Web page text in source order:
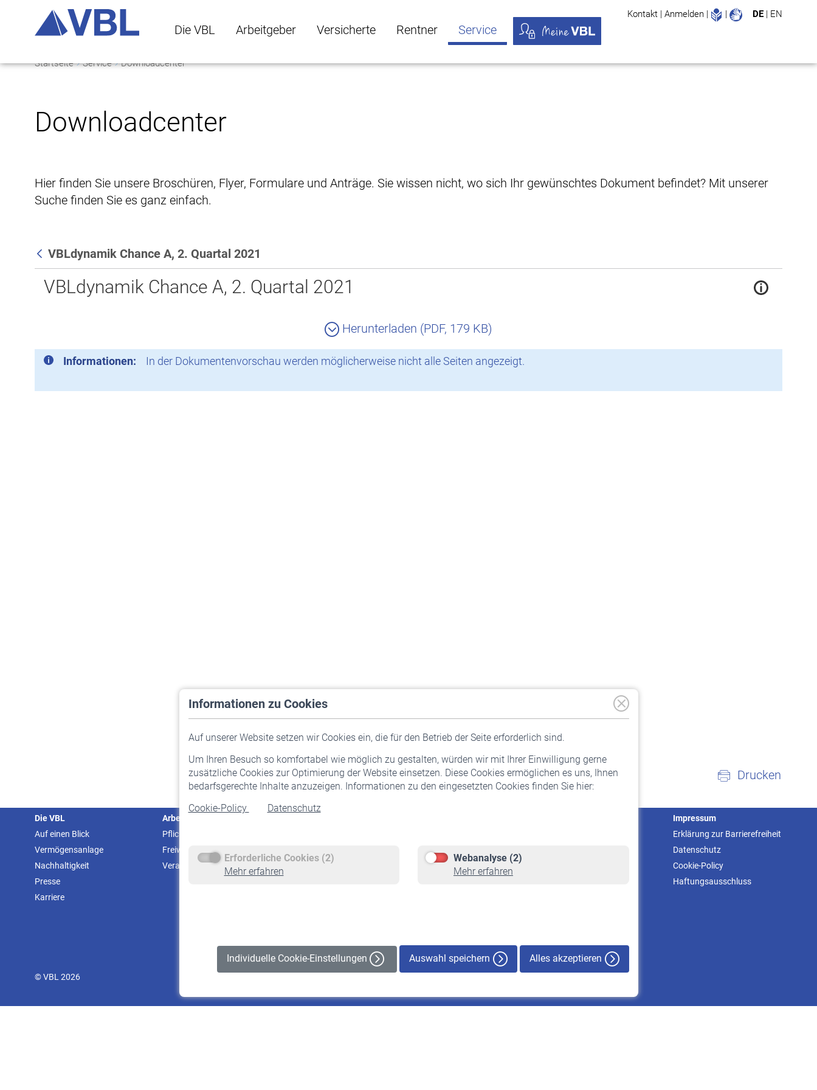
Die VBL Arbeitgeber Versicherte Rentner Service
Kontakt | Anmelden | Leichte Sprache
| DE | EN
Startseite Service Downloadcenter
Downloadcenter
Hier finden Sie unsere Broschüren, Flyer, Formulare und Anträge. Sie wissen nicht, wo sich Ihr gewünschtes Dokument befindet? Mit unserer
Suche finden Sie es ganz einfach.
Zurück
VBLdynamik Chance A, 2. Quartal 2021
VBLdynamik Chance A, 2. Quartal 2021
Herunterladen (PDF, 179 KB)
Informationen: In der Dokumentenvorschau werden möglicherweise nicht alle Seiten angezeigt.
Informationen zu Cookies
Auf unserer Website setzen wir Cookies ein, die für den Betrieb der Seite erforderlich sind.
Um Ihren Besuch so komfortabel wie möglich zu gestalten, würden wir mit Ihrer Einwilligung gerne
zusätzliche Cookies zur Optimierung der Website einsetzen. Diese Cookies ermöglichen es uns, Ihnen
bedarfsgerechte Inhalte anzuzeigen. Informationen zu den eingesetzten Cookies finden Sie hier:
Cookie-Policy
Datenschutz
Erforderliche Cookies (2)
Mehr erfahren
Webanalyse (2)
Mehr erfahren
Individuelle Cookie-Einstellungen Auswahl speichern Alles akzeptieren
Drucken
Die VBL
Auf einen Blick
Vermögensanlage
Nachhaltigkeit
Presse
Karriere
Arbeitgeber
Pflichtversicherung
Freiwillige Versicherung
Veranstaltungen
Staatliche Förderung
Rente beantragen
Rentenauszahlung
Impressum
Erklärung zur Barrierefreiheit
Datenschutz
Cookie-Policy
Haftungsausschluss
© VBL 2026